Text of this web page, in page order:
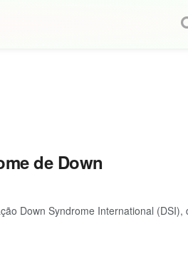
de Down
Down Syndrome International (DSI),